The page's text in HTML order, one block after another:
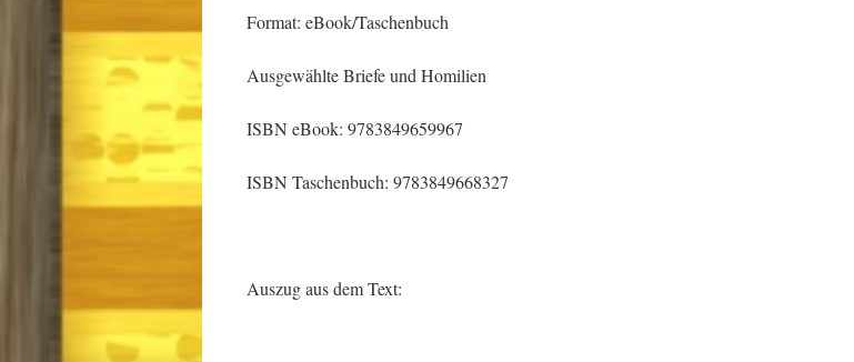
Format: eBook/Taschenbuch
Ausgewählte Briefe und Homilien
ISBN eBook: 9783849659967
ISBN Taschenbuch: 9783849668327
Auszug aus dem Text: